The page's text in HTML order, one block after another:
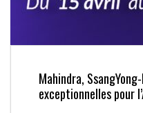
Mahindra,
exceptionnelles pour